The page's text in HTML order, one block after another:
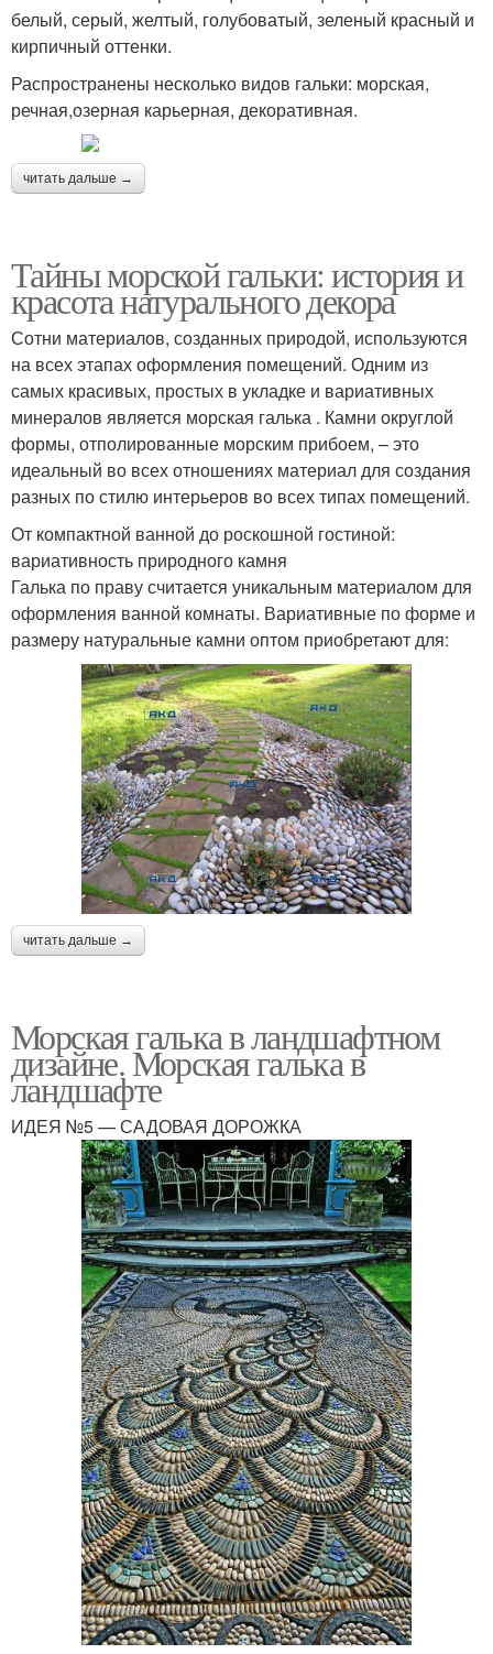
белый, серый, желтый, голубоватый, зеленый красный и
кирпичный оттенки.
Распространены несколько видов гальки: морская,
речная,озерная карьерная, декоративная.
читать дальше →
Тайны морской гальки: история и
красота натурального декора
Сотни материалов, созданных природой, используются
на всех этапах оформления помещений. Одним из
самых красивых, простых в укладке и вариативных
минералов является морская галька . Камни округлой
формы, отполированные морским прибоем, – это
идеальный во всех отношениях материал для создания
разных по стилю интерьеров во всех типах помещений.
От компактной ванной до роскошной гостиной:
вариативность природного камня
Галька по праву считается уникальным материалом для
оформления ванной комнаты. Вариативные по форме и
размеру натуральные камни оптом приобретают для:
читать дальше →
Морская галька в ландшафтном
дизайне. Морская галька в
ландшафте
ИДЕЯ №5 — САДОВАЯ ДОРОЖКА